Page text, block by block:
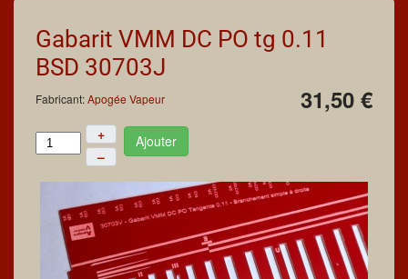
Gabarit VMM DC PO tg 0.11
BSD 30703J
31,50 €
Fabricant:Apogée Vapeur
+
–
Ajouter